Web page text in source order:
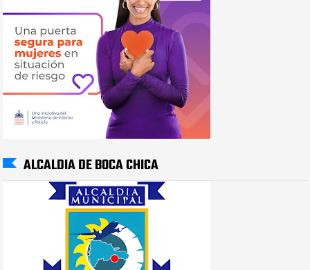
ALCALDIA DE BOCA CHICA